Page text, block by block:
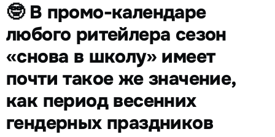
🤓 В промо-календаре
любого ритейлера сезон
«снова в школу» имеет
почти такое же значение,
как период весенних
гендерных праздников